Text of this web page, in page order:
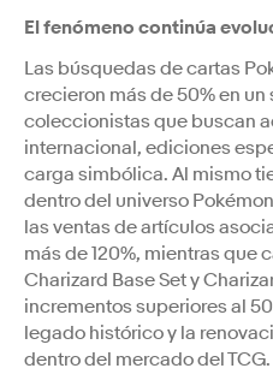
El fenómeno continúa
Las búsquedas de cartas
crecieron más de 50% en
coleccionistas que buscan
internacional, ediciones
carga simbólica. Al mismo
dentro del universo
las ventas de artículos
más de 120%, mientras que
Charizard Base Set y
incrementos superiores al
legado histórico y la
dentro del mercado del TCG.